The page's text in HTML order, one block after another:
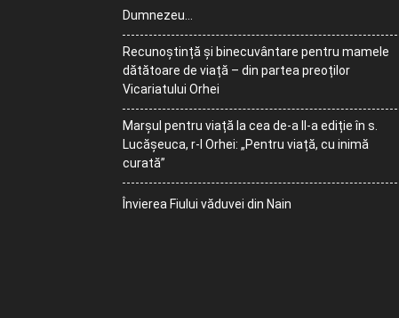
Dumnezeu…
Recunoștință și binecuvântare pentru mamele
dătătoare de viață – din partea preoților
Vicariatului Orhei
Marșul pentru viață la cea de-a II-a ediție în s.
Lucășeuca, r-l Orhei: „Pentru viață, cu inimă
curată”
Învierea Fiului văduvei din Nain